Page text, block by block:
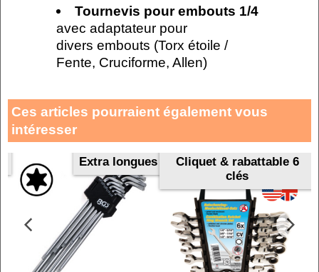
Tournevis pour embouts 1/4
avec adaptateur pour
divers embouts (Torx étoile /
Fente, Cruciforme, Allen)
Ces articles pourraient également vous
intéresser
Extra longues
Cliquet & rabattable 6
clés